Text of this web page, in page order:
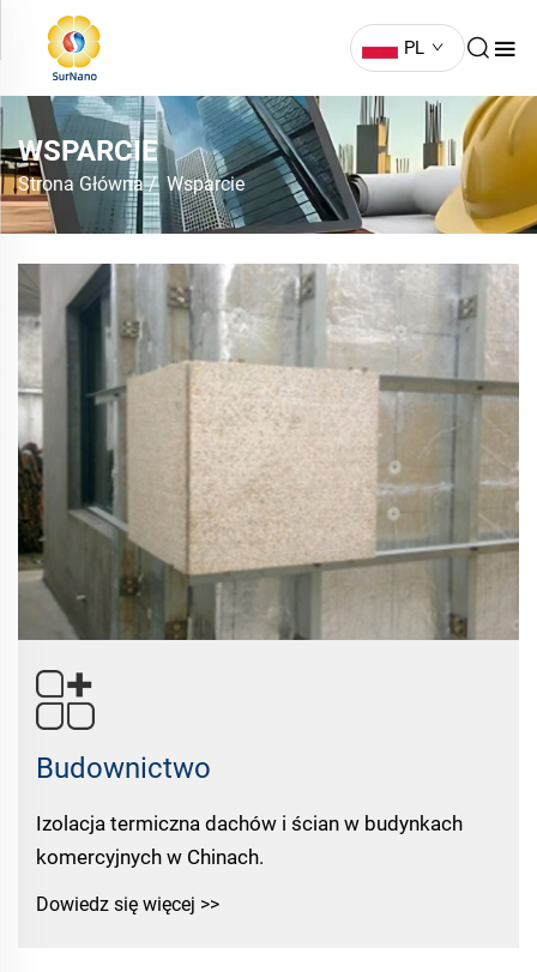
PL
WSPARCIE
Strona Główna/ Wsparcie
Budownictwo
Izolacja termiczna dachów i ścian w budynkach
komercyjnych w Chinach.
Dowiedz się więcej >>